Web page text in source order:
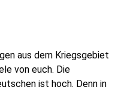
aus dem Kriegsgebiet
von euch. Die
ist hoch. Denn in